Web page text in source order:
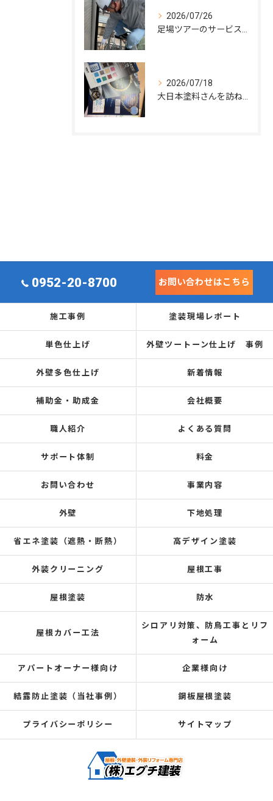
2026/07/26
2026/07/18
0952-20-8700 お問い合わせはこちら
施工事例 塗装現場レポート
単色仕上げ 外壁ツートーン仕上げ 事例
外壁多色仕上げ 新着情報
補助金・助成金 会社概要
職人紹介 よくある質問
サポート体制 料金
お問い合わせ 事業内容
外壁 下地処理
省エネ塗装（遮熱・断熱） 高デザイン塗装
外装クリーニング 屋根工事
屋根塗装 防水
屋根カバー工法
シロアリ対策、防鳥工事とリフ
ォーム
アパートオーナー様向け 企業様向け
結露防止塗装（当社事例） 鋼板屋根塗装
プライバシーポリシー サイトマップ